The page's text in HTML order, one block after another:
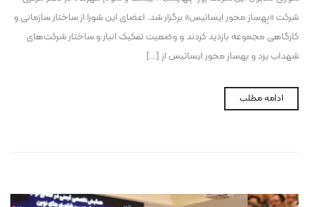
شرکت «بِهساز محور ایساتیس» برگزار شد. اعضای این شورا از ساختار سازمانی و
کارگاهی مجموعه بازدید کردند و وضعیت تفکیک انبار و ساختار شرکت‌های
شهداب یزد و بهساز محور ایساتیس از […]
ادامه مطلب